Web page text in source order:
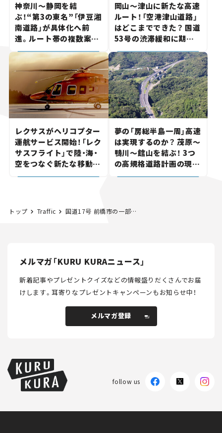
神奈川～静岡を結
ぶ！“第3の東名”「伊豆湘
南道路」が具体化へ前
進。ルート帯の複数案検
討へ。熱海まで信号ゼロ
が実現？ 【いま気になる
道路計画】
岡山～津山に新たな高速
ルート！「空港津山道路」
はどこまでできた？ 国道
53号の渋滞緩和に期待。
岡山市側でも動きが【い
ま気になる道路計画】
レクサスがヘリコプター
運航サービス開始！「レク
サスフライト」で陸・海・
空をつなぐ新たな移動体
験とは
夢の「房総半島一周」高速
は実現するのか？ 茂原～
鴨川～館山を結ぶ！ 3つ
の高規格道路計画の現
状。「館山鴨川道路」で検
トップ Traffic 国道17号 前橋市の一部区間が4車線開通。上武道路の暫定2車線は残りわずかに
メルマガ「KURU KURAニュース」
新着記事やプレゼントクイズなどの情報盛りだくさんでお届
けします。耳寄りなプレゼントキャンペーンもお知らせ中！
メルマガ登録
follow us